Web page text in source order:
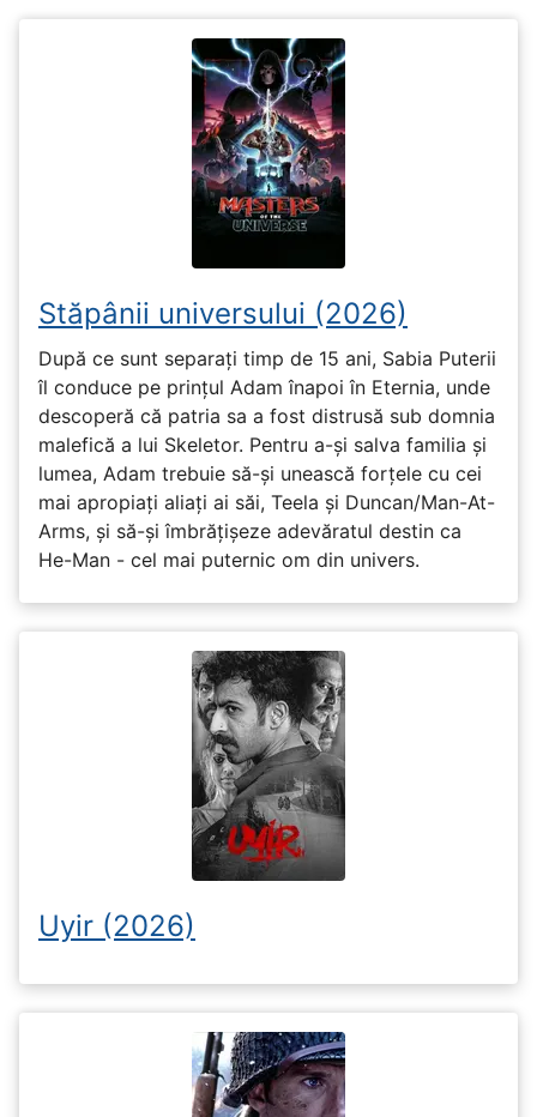
Stăpânii universului (2026)
După ce sunt separați timp de 15 ani, Sabia Puterii
îl conduce pe prințul Adam înapoi în Eternia, unde
descoperă că patria sa a fost distrusă sub domnia
malefică a lui Skeletor. Pentru a-și salva familia și
lumea, Adam trebuie să-și unească forțele cu cei
mai apropiați aliați ai săi, Teela și Duncan/Man-At-
Arms, și să-și îmbrățișeze adevăratul destin ca
He-Man - cel mai puternic om din univers.
Uyir (2026)